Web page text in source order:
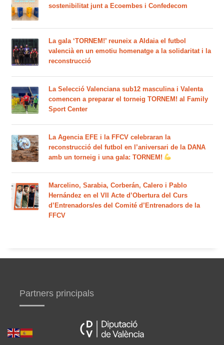
sostenibilitat junt a Ecoembes i Confedecom
La gala ‘TORNEM!’ reuneix a Aldaia el futbol
valencià en un emotiu homenatge a la solidaritat i la
reconstrucció
La Selecció Valenciana sub12 masculina i Valenta
comencen a preparar el torneig TORNEM! al Family
Sport Center
La Agencia EFE i la FFCV celebraran la
reconstrucció del futbol en l’aniversari de la DANA
amb un torneig i una gala: TORNEM!
Marcelino, Sarabia, Corberán, Calero i Pablo
Hernández en el VII Acte d’Obertura del Curs
d’Entrenadors/es del Comité d’Entrenadors de la
FFCV
Partners principals